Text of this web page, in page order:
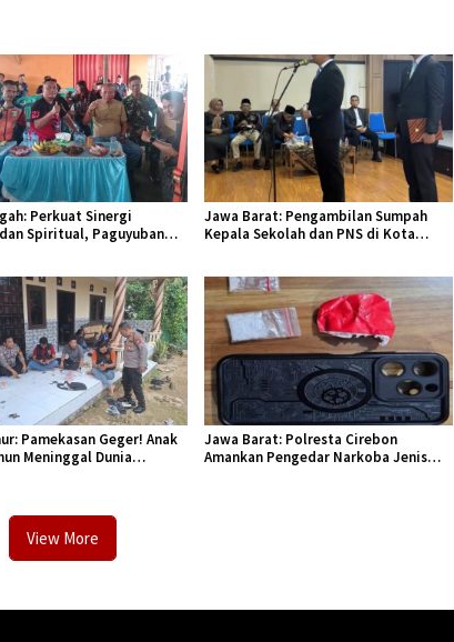
Perkuat Sinergi
Spiritual, Paguyuban
Jawa Barat: Pengambilan Sumpah
Kepala Sekolah dan PNS di Kota
Pamekasan Geger! Anak
Meninggal Dunia
Jawa Barat: Polresta Cirebon
Amankan Pengedar Narkoba Jenis
View More